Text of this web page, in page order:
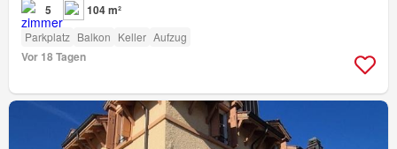
5 104 m²
Parkplatz Balkon Keller Aufzug
Vor 18 Tagen